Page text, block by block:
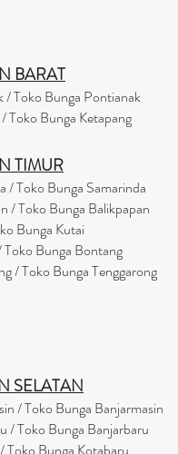
BARAT
/ Toko Bunga Pontianak
Toko Bunga Ketapang
TIMUR
/ Toko Bunga Samarinda
/ Toko Bunga Balikpapan
Bunga Kutai
Bunga Bontang
/ Toko Bunga Tenggarong
SELATAN
/ Toko Bunga Banjarmasin
/ Toko Bunga Banjarbaru